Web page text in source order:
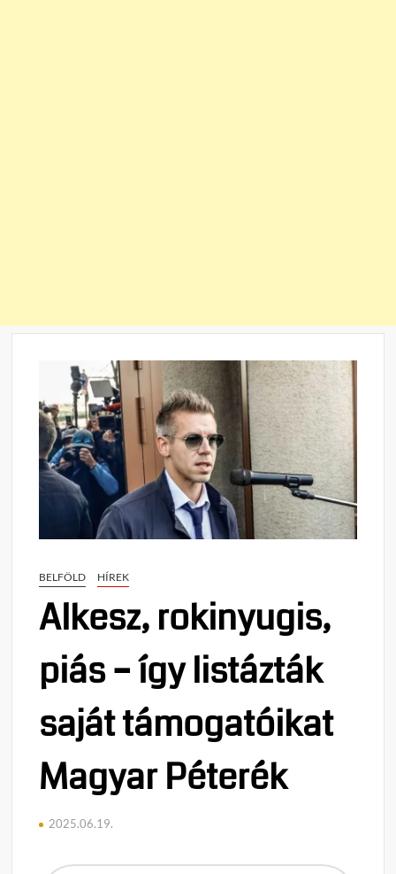
BELFÖLD HÍREK
Alkesz, rokinyugis,
piás – így listázták
saját támogatóikat
Magyar Péterék
2025.06.19.